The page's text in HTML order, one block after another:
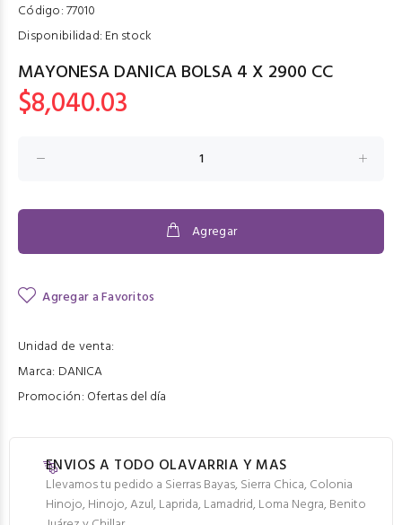
Código:77010
Disponibilidad: En stock
MAYONESA DANICA BOLSA 4 X 2900 CC
$8,040.03
Agregar
Agregar a Favoritos
Unidad de venta:
Marca: DANICA
Promoción: Ofertas del día
ENVIOS A TODO OLAVARRIA Y MAS
Llevamos tu pedido a Sierras Bayas, Sierra Chica, Colonia
Hinojo, Hinojo, Azul, Laprida, Lamadrid, Loma Negra, Benito